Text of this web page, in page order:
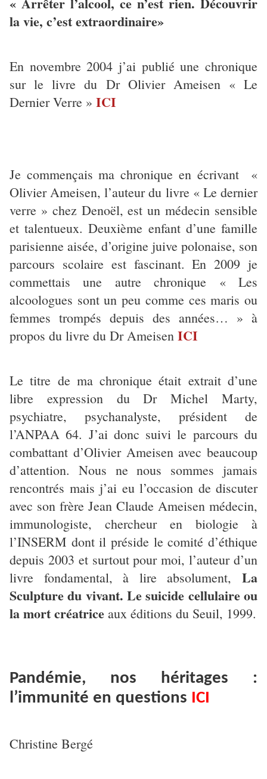
la vie, c’est extraordinaire»
En novembre 2004 j’ai publié une chronique
sur le livre du Dr Olivier Ameisen « Le
Dernier Verre » ICI
Je commençais ma chronique en écrivant «
Olivier Ameisen, l’auteur du livre « Le dernier
verre » chez Denoël, est un médecin sensible
et talentueux. Deuxième enfant d’une famille
parisienne aisée, d’origine juive polonaise, son
parcours scolaire est fascinant. En 2009 je
commettais une autre chronique « Les
alcoologues sont un peu comme ces maris ou
femmes trompés depuis des années… » à
propos du livre du Dr Ameisen ICI
Le titre de ma chronique était extrait d’une
libre expression du Dr Michel Marty,
psychiatre, psychanalyste, président de
l’ANPAA 64. J’ai donc suivi le parcours du
combattant d’Olivier Ameisen avec beaucoup
d’attention. Nous ne nous sommes jamais
rencontrés mais j’ai eu l’occasion de discuter
avec son frère Jean Claude Ameisen médecin,
immunologiste, chercheur en biologie à
l’INSERM dont il préside le comité d’éthique
depuis 2003 et surtout pour moi, l’auteur d’un
livre fondamental, à lire absolument, La
Sculpture du vivant. Le suicide cellulaire ou
la mort créatrice aux éditions du Seuil, 1999.
Pandémie, nos héritages :
l’immunité en questions ICI
Christine Bergé